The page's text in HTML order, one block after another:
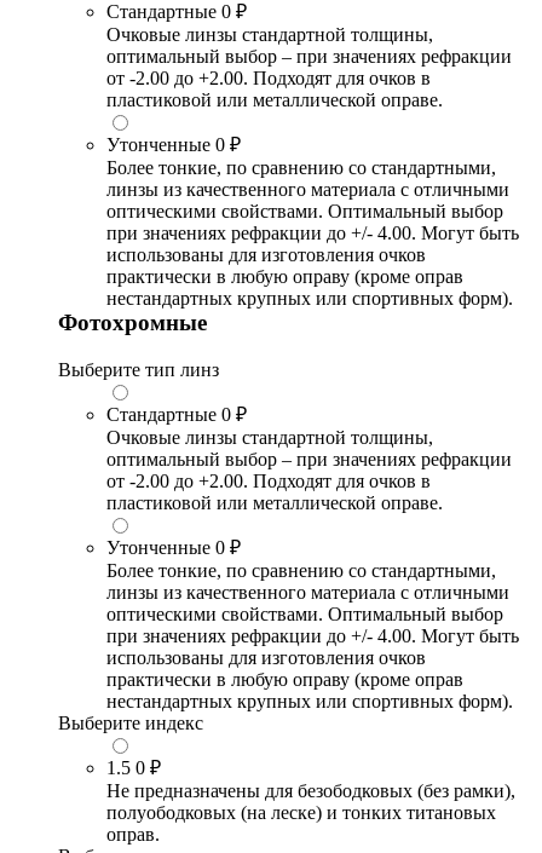
Стандартные 0 ₽
Очковые линзы стандартной толщины,
оптимальный выбор – при значениях рефракции
от -2.00 до +2.00. Подходят для очков в
пластиковой или металлической оправе.
Утонченные 0 ₽
Более тонкие, по сравнению со стандартными,
линзы из качественного материала с отличными
оптическими свойствами. Оптимальный выбор
при значениях рефракции до +/- 4.00. Могут быть
использованы для изготовления очков
практически в любую оправу (кроме оправ
нестандартных крупных или спортивных форм).
Фотохромные
Выберите тип линз
Стандартные 0 ₽
Очковые линзы стандартной толщины,
оптимальный выбор – при значениях рефракции
от -2.00 до +2.00. Подходят для очков в
пластиковой или металлической оправе.
Утонченные 0 ₽
Более тонкие, по сравнению со стандартными,
линзы из качественного материала с отличными
оптическими свойствами. Оптимальный выбор
при значениях рефракции до +/- 4.00. Могут быть
использованы для изготовления очков
практически в любую оправу (кроме оправ
нестандартных крупных или спортивных форм).
Выберите индекс
1.5 0 ₽
Не предназначены для безободковых (без рамки),
полуободковых (на леске) и тонких титановых
оправ.